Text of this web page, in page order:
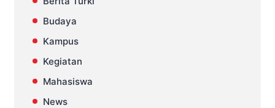
Budaya
Kampus
Kegiatan
Mahasiswa
News